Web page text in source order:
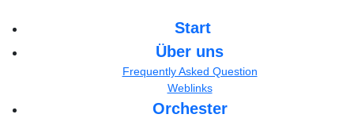
Start
Über uns
Frequently Asked Question
Weblinks
Orchester